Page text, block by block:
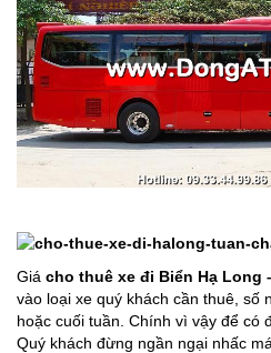
Giá cho thuê xe đi Biển Hạ Long
vào loại xe quý khách cần thuê, số
hoặc cuối tuần. Chính vì vậy để có
Quý khách đừng ngần ngại nhấc